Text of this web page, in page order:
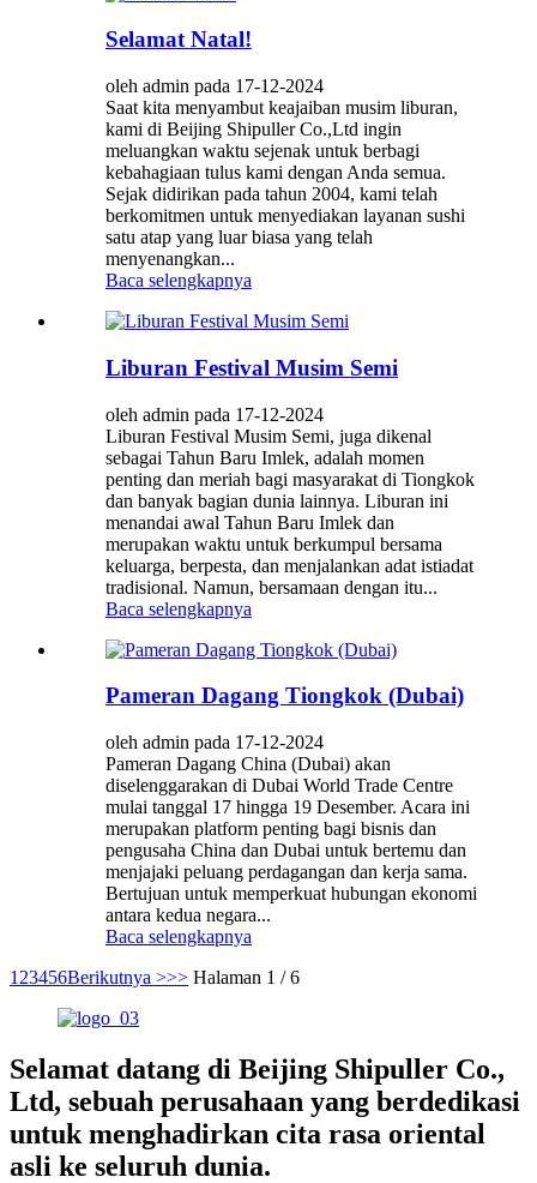
Selamat Natal!
oleh admin pada 17-12-2024
Saat kita menyambut keajaiban musim liburan,
kami di Beijing Shipuller Co.,Ltd ingin
meluangkan waktu sejenak untuk berbagi
kebahagiaan tulus kami dengan Anda semua.
Sejak didirikan pada tahun 2004, kami telah
berkomitmen untuk menyediakan layanan sushi
satu atap yang luar biasa yang telah
menyenangkan...
Baca selengkapnya
Liburan Festival Musim Semi
oleh admin pada 17-12-2024
Liburan Festival Musim Semi, juga dikenal
sebagai Tahun Baru Imlek, adalah momen
penting dan meriah bagi masyarakat di Tiongkok
dan banyak bagian dunia lainnya. Liburan ini
menandai awal Tahun Baru Imlek dan
merupakan waktu untuk berkumpul bersama
keluarga, berpesta, dan menjalankan adat istiadat
tradisional. Namun, bersamaan dengan itu...
Baca selengkapnya
Pameran Dagang Tiongkok (Dubai)
oleh admin pada 17-12-2024
Pameran Dagang China (Dubai) akan
diselenggarakan di Dubai World Trade Centre
mulai tanggal 17 hingga 19 Desember. Acara ini
merupakan platform penting bagi bisnis dan
pengusaha China dan Dubai untuk bertemu dan
menjajaki peluang perdagangan dan kerja sama.
Bertujuan untuk memperkuat hubungan ekonomi
antara kedua negara...
Baca selengkapnya
1 23456Berikutnya >>> Halaman 1 / 6
Selamat datang di Beijing Shipuller Co.,
Ltd, sebuah perusahaan yang berdedikasi
untuk menghadirkan cita rasa oriental
asli ke seluruh dunia.